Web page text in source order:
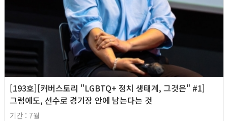
[193호][커버스토리 "LGBTQ+ 정치 생태계, 그것은" #1]
그럼에도, 선수로 경기장 안에 남는다는 것
기간 : 7월